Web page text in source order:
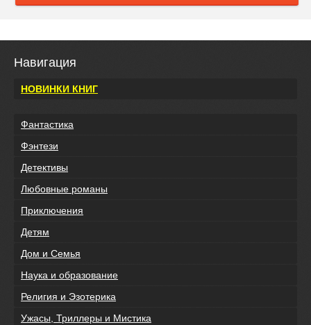
Навигация
НОВИНКИ КНИГ
Фантастика
Фэнтези
Детективы
Любовные романы
Приключения
Детям
Дом и Семья
Наука и образование
Религия и Эзотерика
Ужасы, Триллеры и Мистика